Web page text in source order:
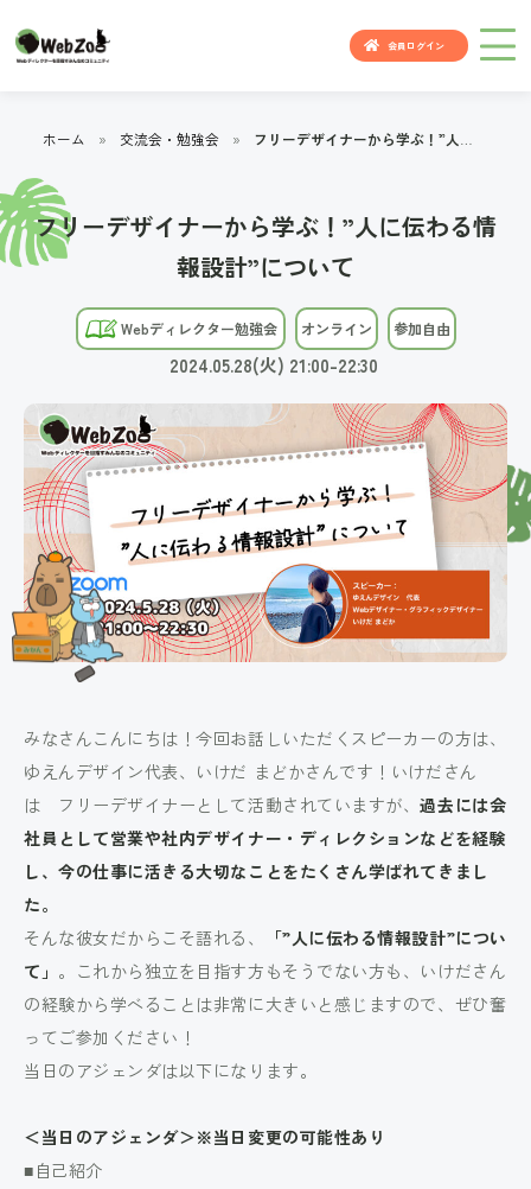
会員ログイン
ホーム » 交流会・勉強会 »
フリーデザイナーから学ぶ！”人に伝わる情
報設計”について
Webディレクター勉強会 オンライン 参加自由
2024.05.28(火) 21:00-22:30
みなさんこんにちは！今回お話しいただくスピーカーの方は、
ゆえんデザイン代表、いけだ まどかさんです！いけださん
は フリーデザイナーとして活動されていますが、過去には会
社員として営業や社内デザイナー・ディレクションなどを経験
し、今の仕事に活きる大切なことをたくさん学ばれてきまし
た。
そんな彼女だからこそ語れる、
「”人に伝わる情報設計”につい
て」 。これから独立を目指す方もそうでない方も、いけださん
の経験から学べることは非常に大きいと感じますので、ぜひ奮
ってご参加ください！
当日のアジェンダは以下になります。
＜当日のアジェンダ＞※当日変更の可能性あり
■自己紹介